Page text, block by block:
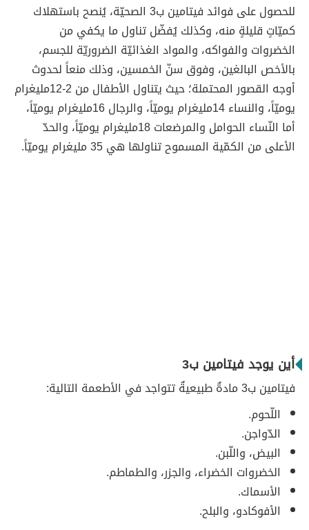
للحصول على فوائد فيتامين ب3 الصحيّة، يُنصح باستهلاك
كميّاتٍ قليلةٍ منه، وكذلك يُفضّل تناول ما يكفي من
الخضروات والفواكه، والمواد الغذائيّة الضروريّة للجسم،
بالأخص البالغين، وفوق سنّ الخمسين، وذلك منعاً لحدوث
أوجه القصور المحتملة؛ حيث يتناول الأطفال من 2-12مليغرام
يوميّاً، والنساء 14مليغرام يوميّاً، والرجال 16مليغرام يوميّاً،
أما النّساء الحوامل والمرضعات 18مليغرام يوميّاً، والحدّ
الأعلى من الكمّية المسموح تناولها هي 35 مليغرام يوميّاً.
أين يوجد فيتامين ب3
فيتامين ب3 مادةٌ طبيعيةٌ تتواجد في الأطعمة التالية:
اللّحوم.
الدّواجن.
البيض، واللّبن.
الخضروات الخضراء، والجزر، والطماطم.
الأسماك.
الأفوكادو، والبلح.